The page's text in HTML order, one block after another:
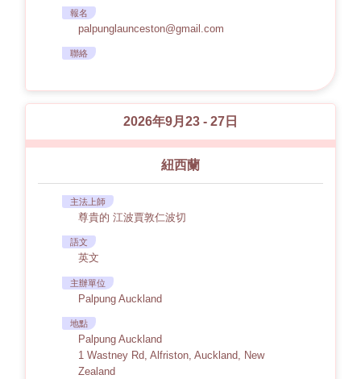
報名
palpunglaunceston@gmail.com
聯絡
2026年9月23 - 27日
紐西蘭
主法上師
尊貴的 江波賈敦仁波切
語文
英文
主辦單位
Palpung Auckland
地點
Palpung Auckland
1 Wastney Rd, Alfriston, Auckland, New
Zealand